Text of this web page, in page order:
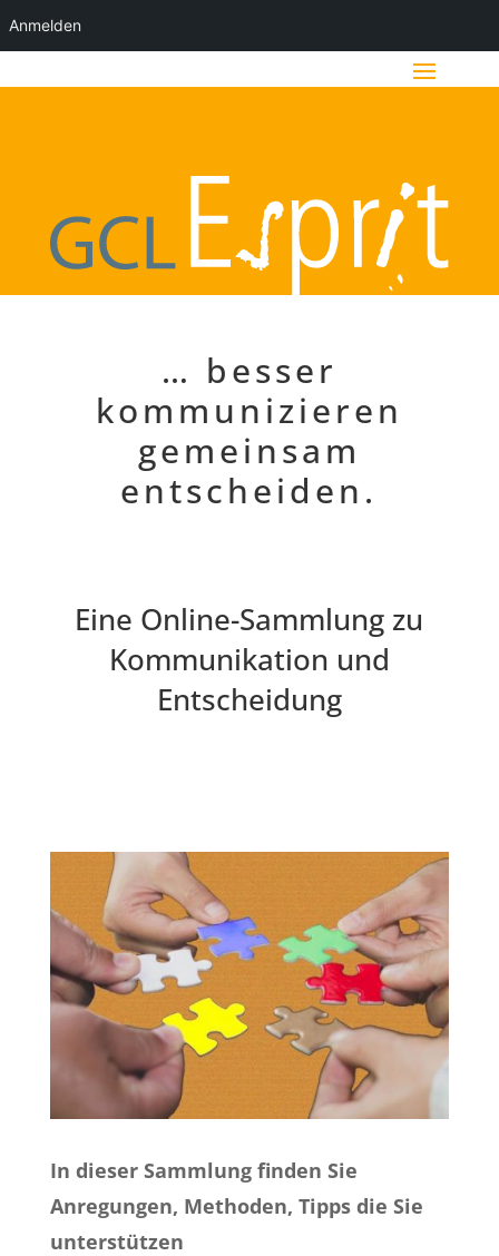
… besser
kommunizieren
gemeinsam
entscheiden.
Eine Online-Sammlung zu
Kommunikation und
Entscheidung
In dieser Sammlung finden Sie
Anregungen, Methoden, Tipps die Sie
unterstützen
Anmelden